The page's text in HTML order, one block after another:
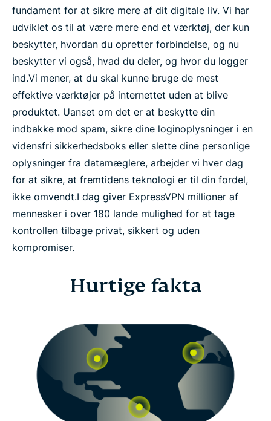
fundament for at sikre mere af dit digitale liv. Vi har
udviklet os til at være mere end et værktøj, der kun
beskytter, hvordan du opretter forbindelse, og nu
beskytter vi også, hvad du deler, og hvor du logger
ind.Vi mener, at du skal kunne bruge de mest
effektive værktøjer på internettet uden at blive
produktet. Uanset om det er at beskytte din
indbakke mod spam, sikre dine loginoplysninger i en
vidensfri sikkerhedsboks eller slette dine personlige
oplysninger fra datamæglere, arbejder vi hver dag
for at sikre, at fremtidens teknologi er til din fordel,
ikke omvendt.I dag giver ExpressVPN millioner af
mennesker i over 180 lande mulighed for at tage
kontrollen tilbage privat, sikkert og uden
kompromiser.
Hurtige fakta